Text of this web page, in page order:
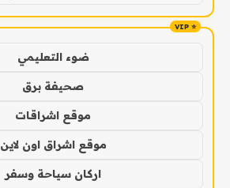
ضوء التعليمي
صحيفة برق
موقع اشراقات
موقع اشراق اون لاين
اركان سياحة وسفر